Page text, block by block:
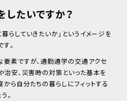
したいですか？
らしていきたいか」というイメージを
。
素ですが、通勤通学の交通アクセ
治安、災害時の対策といった基本を
ら自分たちの暮らしにフィットする
。